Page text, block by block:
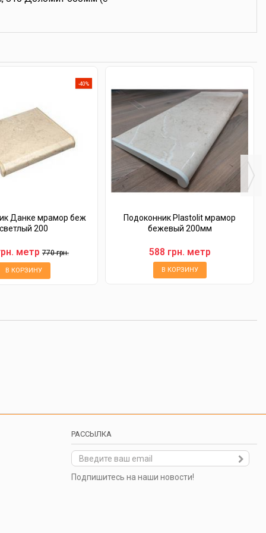
-40%
Данке мрамор беж
светлый 200
метр 770 грн.
В КОРЗИНУ
Подоконник Plastolit мрамор
бежевый 200мм
588 грн. метр
В КОРЗИНУ
РАССЫЛКА
Подпишитесь на наши новости!